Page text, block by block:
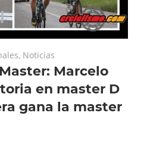
, Noticias
Marcelo
en master D
gana la master